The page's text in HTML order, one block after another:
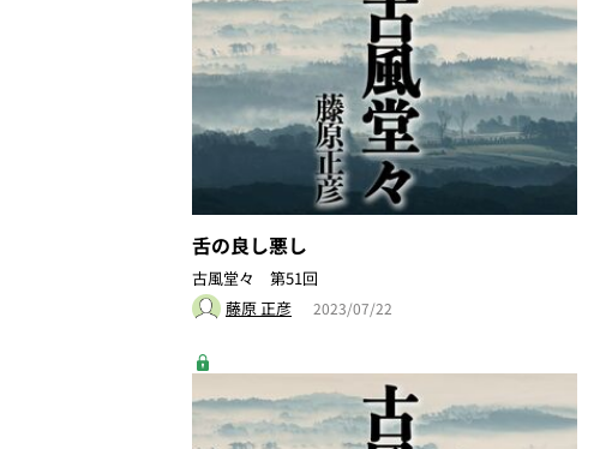
舌の良し悪し
古風堂々 第51回
藤原 正彦
2023/07/22